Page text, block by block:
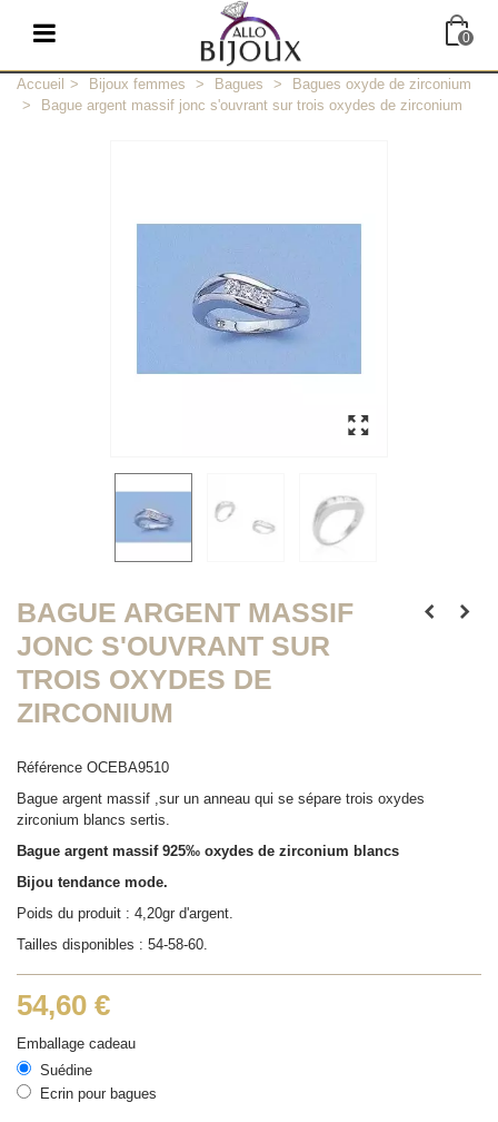
0
Accueil > Bijoux femmes > Bagues >
Bagues oxyde de zirconium
>
Bague argent massif jonc s'ouvrant sur trois oxydes de zirconium
BAGUE ARGENT MASSIF
JONC S'OUVRANT SUR
TROIS OXYDES DE
ZIRCONIUM
Référence OCEBA9510
Bague argent massif ,sur un anneau qui se sépare trois oxydes
zirconium blancs sertis.
Bague argent massif 925‰ oxydes de zirconium blancs
Bijou tendance mode.
Poids du produit : 4,20gr d'argent.
Tailles disponibles : 54-58-60.
54,60 €
Emballage cadeau
Suédine
Ecrin pour bagues